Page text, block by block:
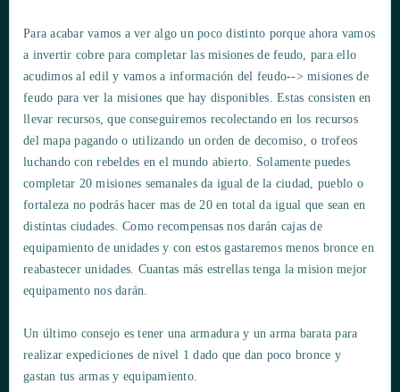
Para acabar vamos a ver algo un poco distinto porque ahora vamos
a invertir cobre para completar las misiones de feudo, para ello
acudimos al edil y vamos a información del feudo--> misiones de
feudo para ver la misiones que hay disponibles. Estas consisten en
llevar recursos, que conseguiremos recolectando en los recursos
del mapa pagando o utilizando un orden de decomiso, o trofeos
luchando con rebeldes en el mundo abierto. Solamente puedes
completar 20 misiones semanales da igual de la ciudad, pueblo o
fortaleza no podrás hacer mas de 20 en total da igual que sean en
distintas ciudades. Como recompensas nos darán cajas de
equipamiento de unidades y con estos gastaremos menos bronce en
reabastecer unidades. Cuantas más estrellas tenga la mision mejor
equipamento nos darán.
Un último consejo es tener una armadura y un arma barata para
realizar expediciones de nivel 1 dado que dan poco bronce y
gastan tus armas y equipamiento.